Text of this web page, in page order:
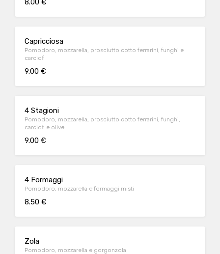
8.00 €
Capricciosa
Pomodoro, mozzarella, prosciutto cotto ferrarini, funghi e
carciofi
9.00 €
4 Stagioni
Pomodoro, mozzarella, prosciutto cotto ferrarini, funghi,
carciofi e olive
9.00 €
4 Formaggi
Pomodoro, mozzarella e formaggi misti
8.50 €
Zola
Pomodoro, mozzarella e gorgonzola